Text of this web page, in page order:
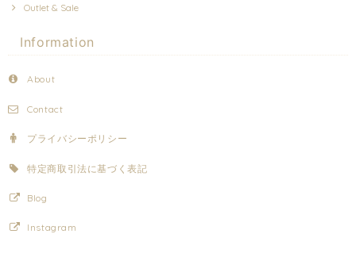
Outlet & Sale
Information
About
Contact
プライバシーポリシー
特定商取引法に基づく表記
Blog
Instagram